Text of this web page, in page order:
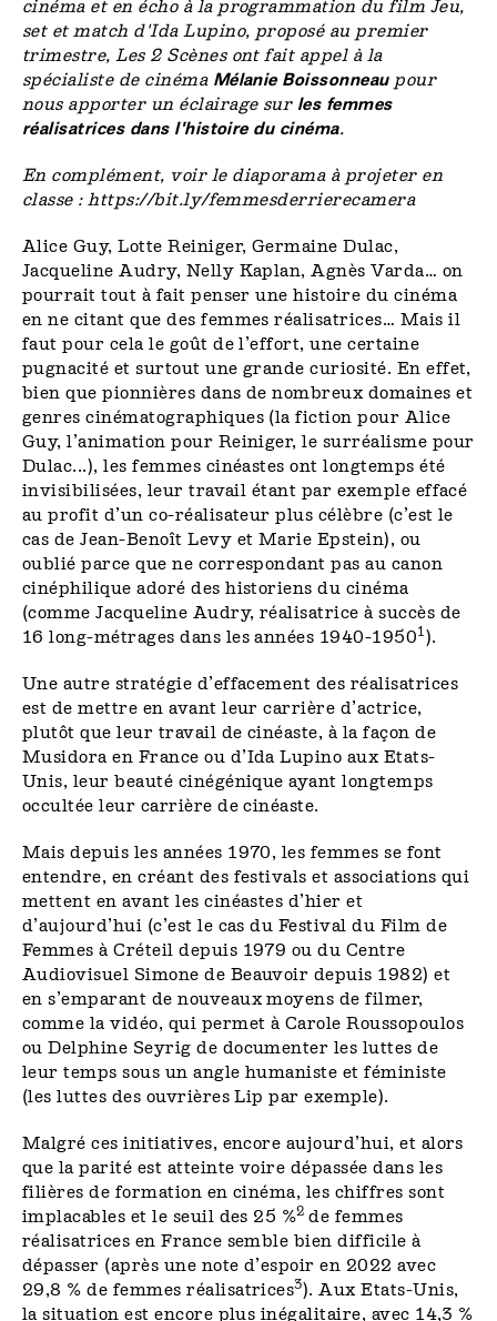
cinémaet en écho à la programmation du film Jeu,
set et match d'Ida Lupino, proposé au premier
trimestre, Les 2 Scènes ont fait appel à la
spécialiste de cinéma Mélanie Boissonneaupour
nous apporter un éclairage sur les femmes
réalisatrices dans l'histoire du cinéma.
En complément, voir le diaporama à projeter en
classe :https://bit.ly/femmesderrierecamera
Alice Guy, Lotte Reiniger, Germaine Dulac,
Jacqueline Audry, Nelly Kaplan, Agnès Varda… on
pourrait tout à fait penser une histoire du cinéma
en ne citant que des femmes réalisatrices… Mais il
faut pour cela le goût de l’effort, une certaine
pugnacité et surtout une grande curiosité. En effet,
bien que pionnières dans de nombreux domaines et
genres cinématographiques (la fiction pour Alice
Guy, l’animation pour Reiniger, le surréalisme pour
Dulac...), les femmes cinéastes ont longtemps été
invisibilisées, leur travail étant par exemple effacé
au profit d’un co-réalisateur plus célèbre (c’est le
cas de Jean-Benoît Levy et Marie Epstein), ou
oublié parce que ne correspondant pas au canon
cinéphilique adoré des historiens du cinéma
(comme Jacqueline Audry, réalisatrice à succès de
16 long-métrages dans les années 1940-19501).
Une autre stratégie d’effacement des réalisatrices
est de mettre en avant leur carrière d’actrice,
plutôt que leur travail de cinéaste, à la façon de
Musidora en France ou d’Ida Lupino aux Etats-
Unis, leur beauté cinégénique ayant longtemps
occultée leur carrière de cinéaste.
Mais depuis les années 1970, les femmes se font
entendre, en créant des festivals et associations qui
mettent en avant les cinéastes d’hier et
d’aujourd’hui (c’est le cas du Festival du Film de
Femmes à Créteil depuis 1979 ou du Centre
Audiovisuel Simone de Beauvoir depuis 1982) et
en s’emparant de nouveaux moyens de filmer,
comme la vidéo, qui permet à Carole Roussopoulos
ou Delphine Seyrig de documenter les luttes de
leur temps sous un angle humaniste et féministe
(les luttes des ouvrières Lip par exemple).
Malgré ces initiatives, encore aujourd’hui, et alors
que la parité est atteinte voire dépassée dans les
filières de formation en cinéma, les chiffres sont
implacables et le seuil des 25 %2 de femmes
réalisatrices en France semble bien difficile à
dépasser (après une note d’espoir en 2022 avec
29,8 % de femmes réalisatrices3). Aux Etats-Unis,
la situation est encore plus inégalitaire, avec 14,3 %